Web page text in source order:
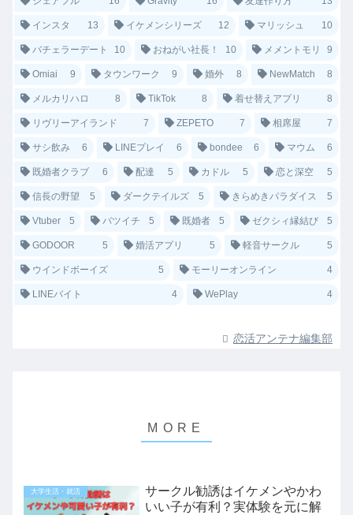
インスタ 13 イケメンシリーズ 12 マリッシュ 10
バチェラーデート 10 おねがい社長！ 10 メメントモリ 9
Omiai 9 タウンワーク 9 婚外 8 NewMatch 8
メルカリハロ 8 TikTok 8 着せ替えアプリ 8
リヴリーアイランド 7 ZEPETO 7 相席屋 7
サシ飲み 6 LINEプレイ 6 bondee 6 マウム 6
既婚者クラブ 6 配達 5 カドル 5 恋と深空 5
信長の野望 5 ダークテイルズ 5 きらめきパラダイス 5
Vtuber 5 バツイチ 5 既婚者 5 ゼクシィ縁結び 5
GODOOR 5 婚活アプリ 5 軽音サークル 5
ウインドボーイズ 5 モーリーオンライン 4
LINEバイト 4 WePlay 4
恋活アンテナ編集部
大学生活・就活
サークル勧誘はイケメンやかわ
いい子が有利？実体験を元に解